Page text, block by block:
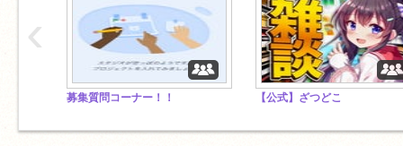
募集質問コーナー！！ 【公式】ざつどこ
‹